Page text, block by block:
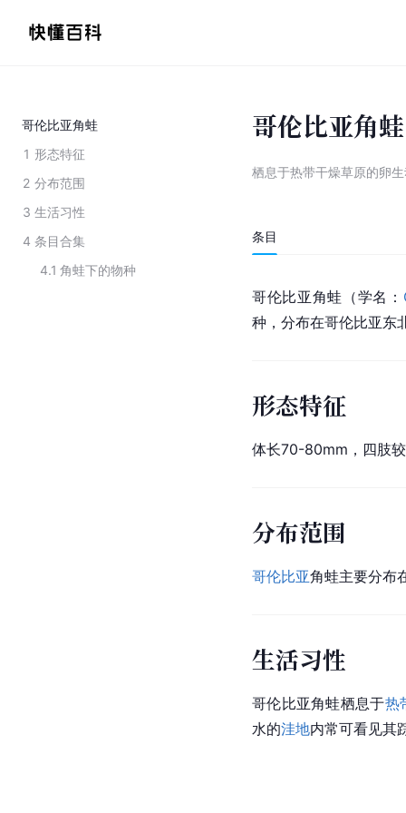
哥伦比亚角蛙
1 形态特征
2 分布范围
3 生活习性
4 条目合集
4.1 角蛙下的物种
哥伦比亚角蛙
栖息于热带干燥草原的卵
条目
哥伦比亚角蛙（学名：
种，分布在哥伦比亚东
形态特征
体长70-80mm，四肢
分布范围
哥伦比亚角蛙主要分布
生活习性
哥伦比亚角蛙栖息于热
水的洼地内常可看见其